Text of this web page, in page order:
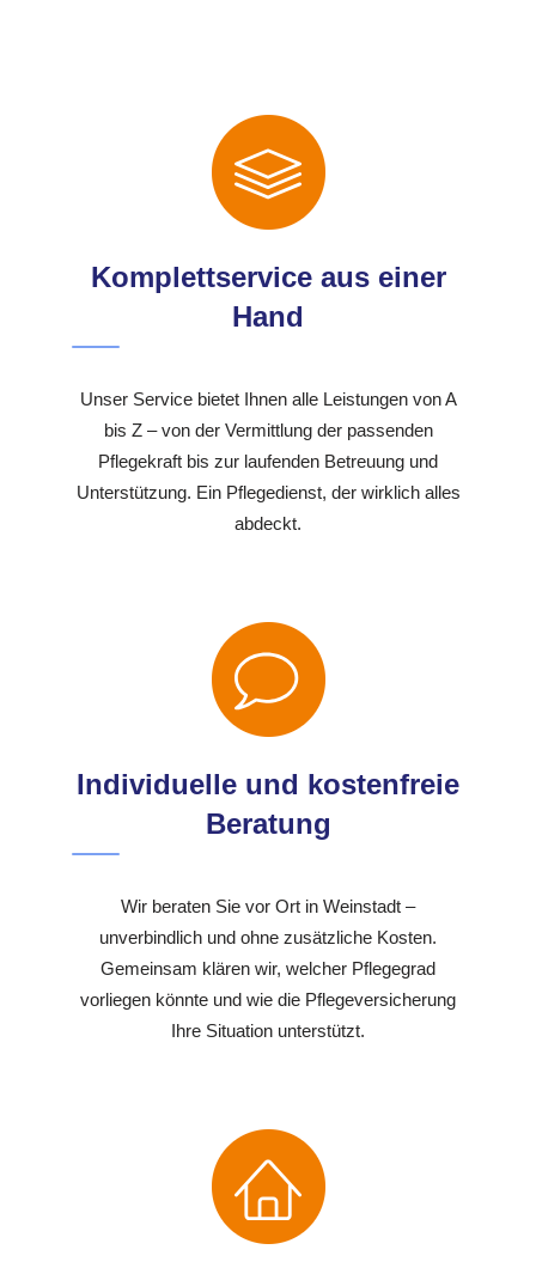
Komplettservice aus einer
Hand
Unser Service bietet Ihnen alle Leistungen von A
bis Z – von der Vermittlung der passenden
Pflegekraft bis zur laufenden Betreuung und
Unterstützung. Ein Pflegedienst, der wirklich alles
abdeckt.
Individuelle und kostenfreie
Beratung
Wir beraten Sie vor Ort in Weinstadt –
unverbindlich und ohne zusätzliche Kosten.
Gemeinsam klären wir, welcher Pflegegrad
vorliegen könnte und wie die Pflegeversicherung
Ihre Situation unterstützt.